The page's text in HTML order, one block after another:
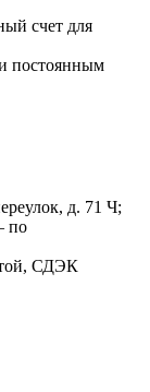
счет для
постоянным
д. 71 Ч;
по
СДЭК